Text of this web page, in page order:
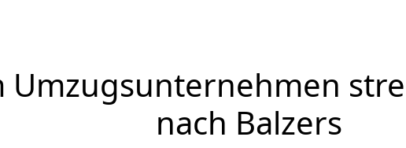
Umzugsunternehmen
nach Balzers